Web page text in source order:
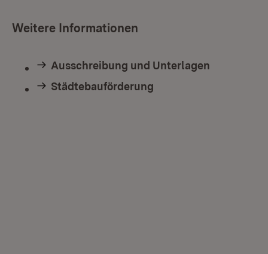
Weitere Informationen
Ausschreibung und Unterlagen
Städtebauförderung